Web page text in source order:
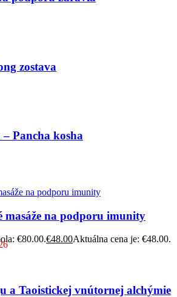
zostava
Pancha kosha
masáže na podporu imunity
€80.00.€48.00Aktuálna cena je: €48.00.
a Taoistickej vnútornej alchýmie